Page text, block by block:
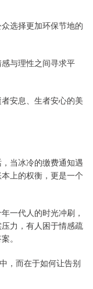
选择更加环保节地的
与理性之间寻求平
安息、生者安心的美
当冰冷的缴费通知遇
上的权衡，更是一个
一代人的时光冲刷，
力，有人困于情感疏
。
，而在于如何让告别